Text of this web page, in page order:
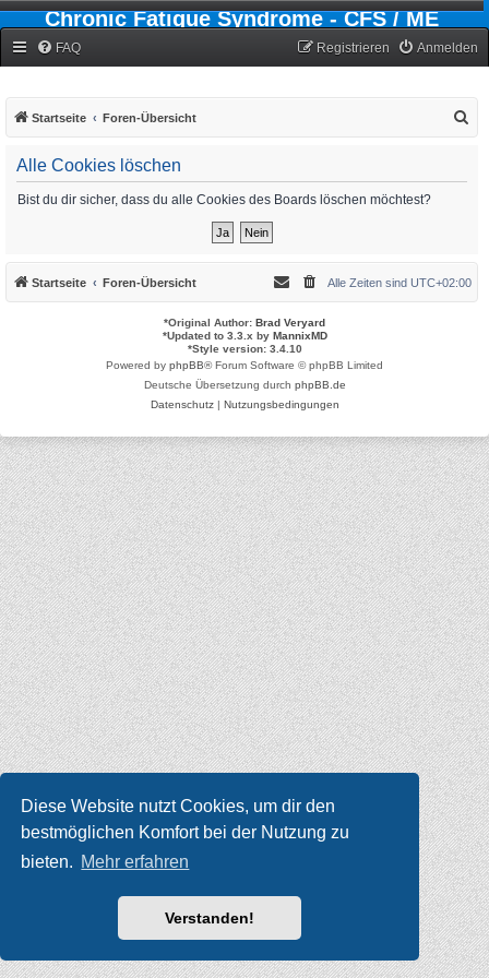
Diese Website nutzt Cookies, um dir den
bestmöglichen Komfort bei der Nutzung zu
bieten. Mehr erfahren
Verstanden!
Chronic Fatigue Syndrome - CFS / ME
FAQ Anmelden
Registrieren
Startseite Foren-Übersicht
Alle Cookies löschen
Bist du dir sicher, dass du alle Cookies des Boards löschen möchtest?
Startseite Foren-Übersicht Alle Zeiten sind UTC+02:00
*Original Author: Brad Veryard
*Updated to 3.3.x by MannixMD
*Style version: 3.4.10
Powered by phpBB® Forum Software © phpBB Limited
Deutsche Übersetzung durch phpBB.de
Datenschutz| Nutzungsbedingungen